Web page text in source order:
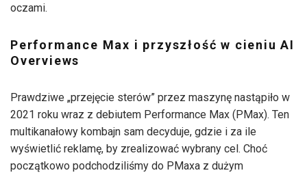
oczami.
Performance Max i przyszłość w cieniu AI
Overviews
Prawdziwe „przejęcie sterów” przez maszynę nastąpiło w
2021 roku wraz z debiutem Performance Max (PMax). Ten
multikanałowy kombajn sam decyduje, gdzie i za ile
wyświetlić reklamę, by zrealizować wybrany cel. Choć
początkowo podchodziliśmy do PMaxa z dużym